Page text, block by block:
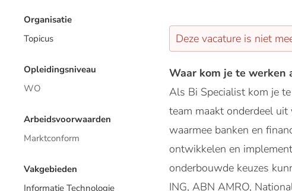
Organisatie
Topicus
Opleidingsniveau
WO
Arbeidsvoorwaarden
Marktconform
Vakgebieden
Informatie Technologie
Deze vacature is niet
Waar kom je te werken
Als Bi Specialist kom je
team maakt onderdeel
waarmee banken en
ontwikkelen en
onderbouwde keuzes
ING, ABN AMRO,